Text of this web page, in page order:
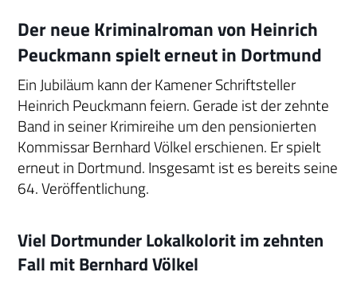
Der neue Kriminalroman von Heinrich
Peuckmann spielt erneut in Dortmund
Ein Jubiläum kann der Kamener Schriftsteller
Heinrich Peuckmann feiern. Gerade ist der zehnte
Band in seiner Krimireihe um den pensionierten
Kommissar Bernhard Völkel erschienen. Er spielt
erneut in Dortmund. Insgesamt ist es bereits seine
64. Veröffentlichung.
Viel Dortmunder Lokalkolorit im zehnten
Fall mit Bernhard Völkel